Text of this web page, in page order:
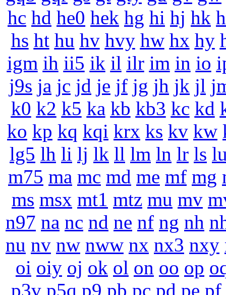
hc hd he0 hek hg hi hj hk
hs ht hu hv hvy hw hx hy
igm ih ii5 ik il ilr im in io
j9s ja jc jd je jf jg jh jk jl
k0 k2 k5 ka kb kb3 kc kd
ko kp kq kqi krx ks kv kw
lg5 lh li lj lk ll lm ln lr ls
m75 ma mc md me mf mg
ms msx mt1 mtz mu mv
n97 na nc nd ne nf ng nh
nu nv nw nww nx nx3 nxy
oi oiy oj ok ol on oo op
p3v p5q p9 pb pc pd pe pf